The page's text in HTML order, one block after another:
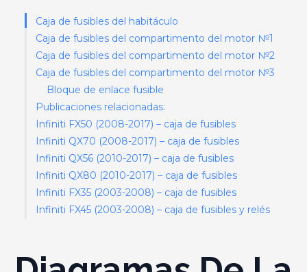
Caja de fusibles del habitáculo
Caja de fusibles del compartimento del motor №1
Caja de fusibles del compartimento del motor №2
Caja de fusibles del compartimento del motor №3
Bloque de enlace fusible
Publicaciones relacionadas:
Infiniti FX50 (2008-2017) – caja de fusibles
Infiniti QX70 (2008-2017) – caja de fusibles
Infiniti QX56 (2010-2017) – caja de fusibles
Infiniti QX80 (2010-2017) – caja de fusibles
Infiniti FX35 (2003-2008) – caja de fusibles
Infiniti FX45 (2003-2008) – caja de fusibles y relés